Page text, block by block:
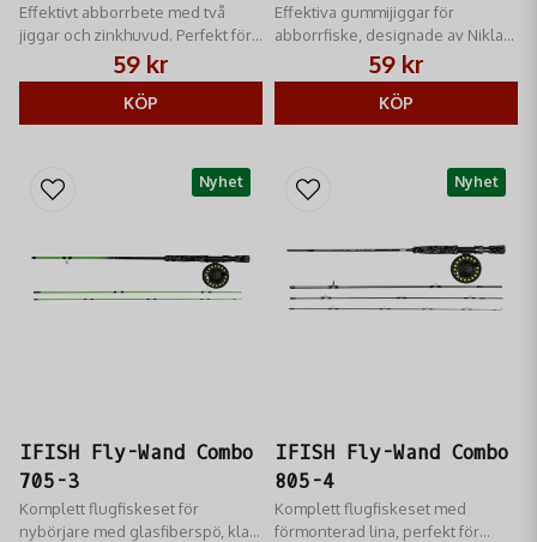
pack
Effektivt abborrbete med två
jiggar och zinkhuvud. Perfekt för
59 kr
KÖP
Effektiva gummijiggar för
abborrfiske, designade av Niklas
Lures med tillhörande jigghuvud i
zink.
59 kr
KÖP
IFISH Fly-Wand Combo
705-3
Komplett flugfiskeset för
nybörjare med glasfiberspö, klar
Nyhet
IFISH Fly-Wand Combo
805-4
Komplett flugfiskeset med
förmonterad lina, perfekt för
Nyhet